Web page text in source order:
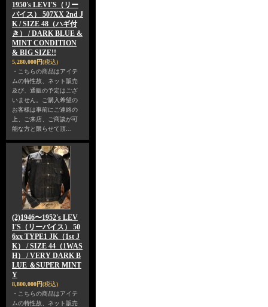
1950's LEVI'S（リー
バイス） 507XX 2nd J
K / SIZE 48（ハギ付
き） / DARK BLUE &
MINT CONDITION
& BIG SIZE!!
5,280,000円(税込)
・こちらの商品はアイテ
ムの特性故、ネット販売
及び、通販の予定はござ
いません。ご購入希望の
お客様は事前にご連絡の
上、ご来店、ご商談が可
能な方と限らせて頂…
(2)1946〜1952's LEV
I'S（リーバイス） 50
6xx TYPE1 JK（1st J
K） / SIZE 44（1WAS
H） / VERY DARK B
LUE ＆SUPER MINT
Y
8,800,000円(税込)
・こちらの商品はアイテ
ムの特性故、ネット販売